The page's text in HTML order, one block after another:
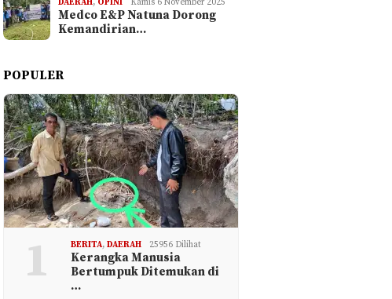
DAERAH, OPINI Kamis 6 November 2025
Medco E&P Natuna Dorong
Kemandirian…
POPULER
1 BERITA,DAERAH 25956 Dilihat
Kerangka Manusia
Bertumpuk Ditemukan di
…